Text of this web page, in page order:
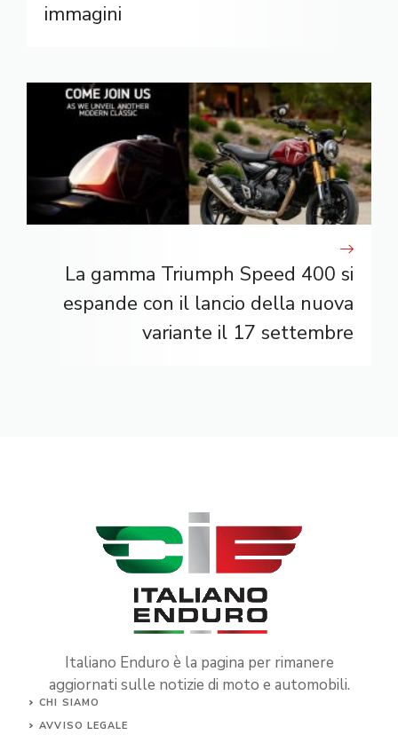
immagini
La gamma Triumph Speed ​​400 si
espande con il lancio della nuova
variante il 17 settembre
Italiano Enduro è la pagina per rimanere
aggiornati sulle notizie di moto e automobili.
CHI SIAMO
AVVISO LEGALE